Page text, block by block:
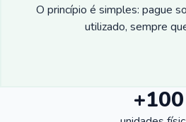
O princípio é simples: pague
utilizado, sempre
+100